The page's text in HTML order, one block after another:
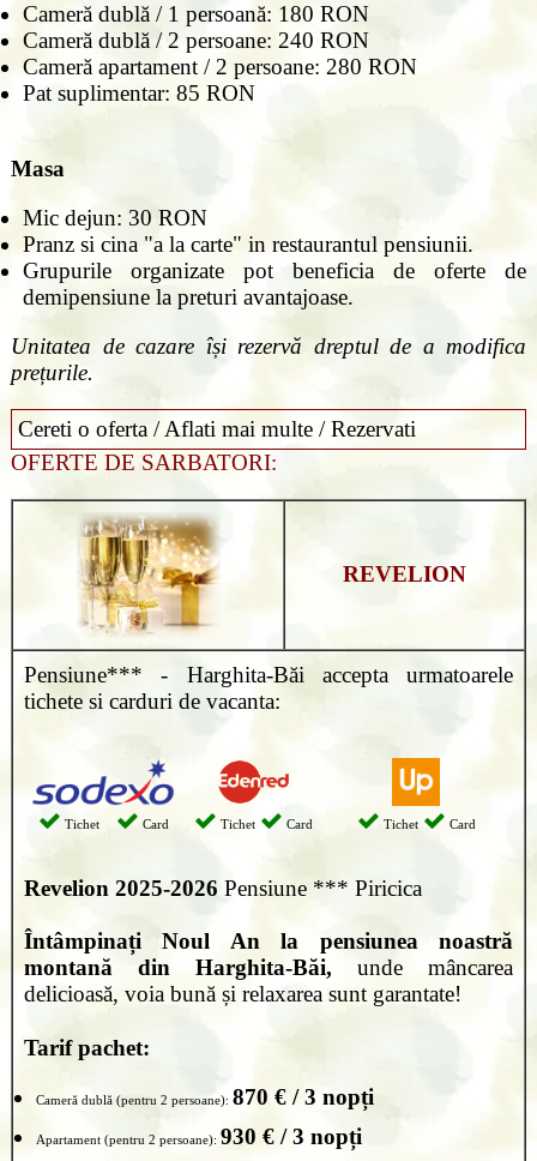
Cameră dublă / 1 persoană: 180 RON
Cameră dublă / 2 persoane: 240 RON
Cameră apartament / 2 persoane: 280 RON
Pat suplimentar: 85 RON
Masa
Mic dejun: 30 RON
Pranz si cina "a la carte" in restaurantul pensiunii.
Grupurile organizate pot beneficia de oferte de
demipensiune la preturi avantajoase.
Unitatea de cazare își rezervă dreptul de a modifica
prețurile.
Cereti o oferta / Aflati mai multe / Rezervati
OFERTE DE SARBATORI:
REVELION
Pensiune*** - Harghita-Băi accepta urmatoarele
tichete si carduri de vacanta:
Tichet Card Tichet Card Tichet Card
Revelion 2025-2026 Pensiune *** Piricica
Întâmpinați Noul An la pensiunea noastră
montană din Harghita-Băi, unde mâncarea
delicioasă, voia bună și relaxarea sunt garantate!
Tarif pachet:
Cameră dublă (pentru 2 persoane): 870 € / 3 nopți
Apartament (pentru 2 persoane): 930 € / 3 nopți